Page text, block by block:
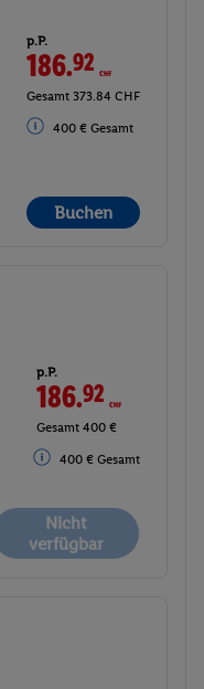
p.P.
186.92 CHF
Gesamt 373.84 CHF
400 € Gesamt
Buchen
p.P.
186.92 CHF
Gesamt 400 €
400 € Gesamt
Nicht
verfügbar